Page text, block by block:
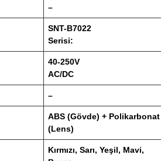
–
SNT-B7022
Serisi:
40-250V
AC/DC
–
ABS (Gövde) + Polikarbonat
(Lens)
Kırmızı, Sarı, Yeşil, Mavi,